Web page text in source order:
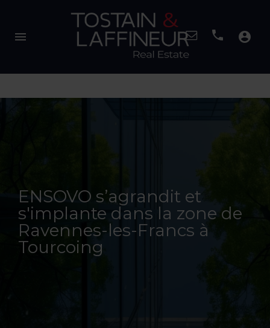
menu account_circle
ENSOVO s’agrandit et
s'implante dans la zone de
Ravennes-les-Francs à
Tourcoing